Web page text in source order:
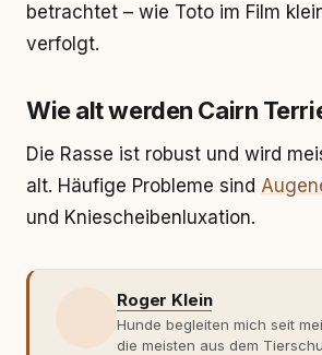
betrachtet – wie Toto im Film
verfolgt.
Wie alt werden Cairn
Die Rasse ist robust und wird
alt. Häufige Probleme sind
und Kniescheibenluxation.
Roger Klein
Hunde begleiten mich seit
die meisten aus dem